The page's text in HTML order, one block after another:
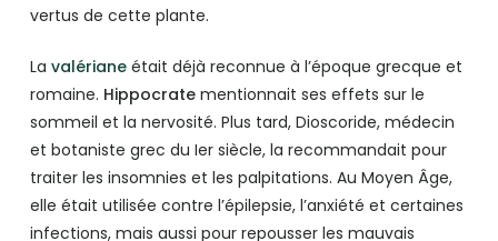
vertus de cette plante.
La valérianeétait déjà reconnue à l’époque grecque et
romaine. Hippocratementionnait ses effets sur le
sommeil et la nervosité. Plus tard, Dioscoride, médecin
et botaniste grec du Ier siècle, la recommandait pour
traiter les insomnies et les palpitations. Au Moyen Âge,
elle était utilisée contre l’épilepsie, l’anxiété et certaines
infections, mais aussi pour repousser les mauvais